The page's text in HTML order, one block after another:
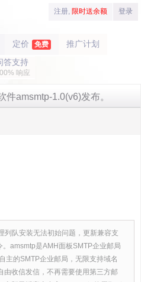
注册, 限时送余额 登录
定价 免费 推广计划
答支持
响应
件amsmtp-1.0(v6)发布。
列队安装无法初始问题，更新兼容支
amsmtp是AMH面板SMTP企业邮局
主的SMTP企业邮局，无限支持域名
由收信发信，不再需要使用第三方邮